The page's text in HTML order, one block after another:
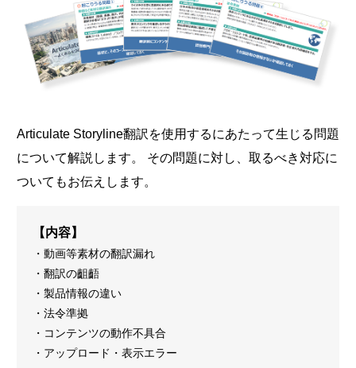
Articulate Storyline翻訳を使用するにあたって生じる問題
について解説します。 その問題に対し、取るべき対応に
ついてもお伝えします。
【内容】
動画等素材の翻訳漏れ
翻訳の齟齬
製品情報の違い
法令準拠
コンテンツの動作不具合
アップロード・表示エラー